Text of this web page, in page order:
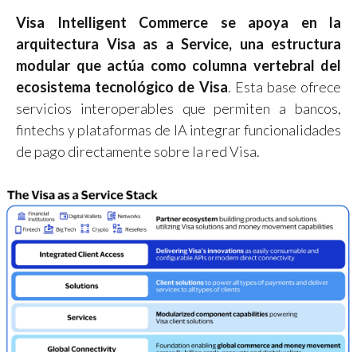
Visa Intelligent Commerce se apoya en la
arquitectura Visa as a Service, una estructura
modular que actúa como columna vertebral del
ecosistema tecnológico de Visa. Esta base ofrece
servicios interoperables que permiten a bancos,
fintechs y plataformas de IA integrar funcionalidades
de pago directamente sobre la red Visa.